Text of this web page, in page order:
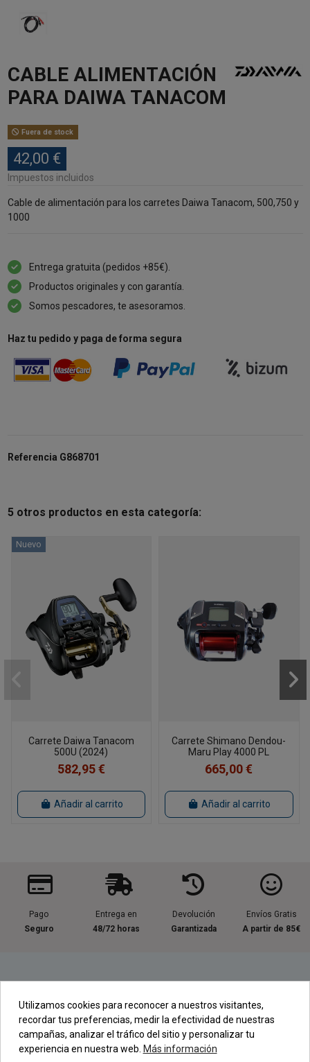
CABLE ALIMENTACIÓN
PARA DAIWA TANACOM
Fuera de stock
42,00 €
Impuestos incluidos
Cable de alimentación para los carretes Daiwa Tanacom, 500,750 y
1000
Entrega gratuita (pedidos +85€).
Productos originales y con garantía.
Somos pescadores, te asesoramos.
Haz tu pedido y paga de forma segura
Referencia G868701
5 otros productos en esta categoría:
Nuevo
Carrete Daiwa Tanacom
500U (2024)
582,95 €
Añadir al carrito
Carrete Shimano Dendou-
Maru Play 4000 PL
665,00 €
Añadir al carrito
Pago
Seguro
Entrega en
48/72 horas
Devolución
Garantizada
Envíos Gratis
A partir de 85€
Contacta con nosotros
Utilizamos cookies para reconocer a nuestros visitantes,
recordar tus preferencias, medir la efectividad de nuestras
campañas, analizar el tráfico del sitio y personalizar tu
experiencia en nuestra web. Más información